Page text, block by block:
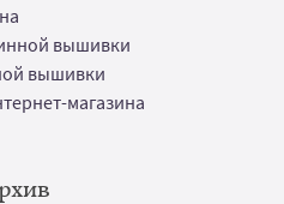
вышивки
вышивки
магазина